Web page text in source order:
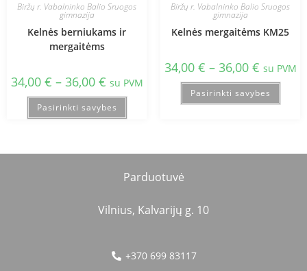
Biržų r. Vabalninko Balio Sruogos
gimnazija
Kelnės berniukams ir
mergaitėms
34,00 € – 36,00 € su PVM
Pasirinkti savybes
Biržų r. Vabalninko Balio Sruogos
gimnazija
Kelnės mergaitėms KM25
34,00 € – 36,00 € su PVM
Pasirinkti savybes
Parduotuvė
Vilnius, Kalvarijų g. 10
+370 699 83117